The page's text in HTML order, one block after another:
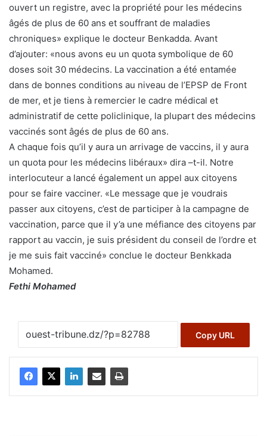
ouvert un registre, avec la propriété pour les médecins
âgés de plus de 60 ans et souffrant de maladies
chroniques» explique le docteur Benkadda. Avant
d’ajouter: «nous avons eu un quota symbolique de 60
doses soit 30 médecins. La vaccination a été entamée
dans de bonnes conditions au niveau de l’EPSP de Front
de mer, et je tiens à remercier le cadre médical et
administratif de cette policlinique, la plupart des médecins
vaccinés sont âgés de plus de 60 ans.
A chaque fois qu’il y aura un arrivage de vaccins, il y aura
un quota pour les médecins libéraux» dira –t-il. Notre
interlocuteur a lancé également un appel aux citoyens
pour se faire vacciner. «Le message que je voudrais
passer aux citoyens, c’est de participer à la campagne de
vaccination, parce que il y’a une méfiance des citoyens par
rapport au vaccin, je suis président du conseil de l’ordre et
je me suis fait vacciné» conclue le docteur Benkkada
Mohamed.
Fethi Mohamed
Copy URL